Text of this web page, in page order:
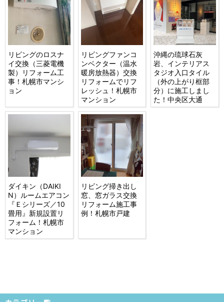
リビングのロスナ
イ交換（三菱電機
製）リフォーム工
事！札幌市マンシ
ョン
リビングファンコ
ンベクター（温水
暖房放熱器）交換
リフォームでリフ
レッシュ！札幌市
マンション
沖縄の琉球石灰
岩、インテリアス
タジオ入口タイル
（外の上がり框部
分）に施工しまし
た！中央区大通
ダイキン（DAIKI
N）ルームエアコン
『Ｅシリーズ／10
畳用』新規設置リ
フォーム！札幌市
マンション
リビング掃き出し
窓、窓ガラス交換
リフォーム施工事
例！札幌市戸建